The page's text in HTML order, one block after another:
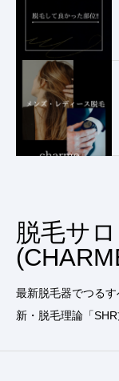
脱毛サ
最新脱毛器でつるす
新・脱毛理論「SHR